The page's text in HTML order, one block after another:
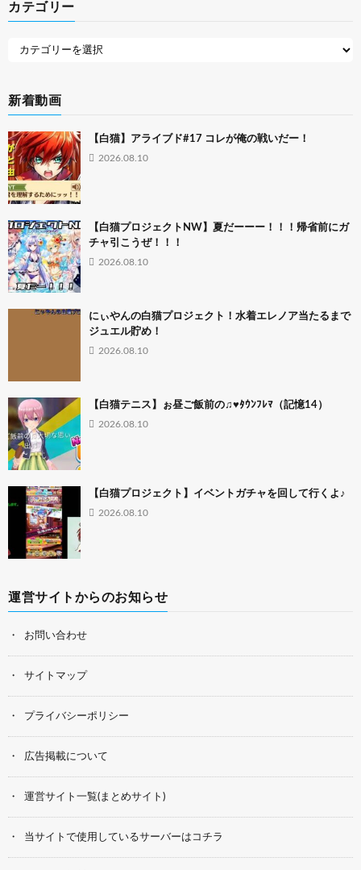
カテゴリー
新着動画
【白猫】アライブド#17 コレが俺の戦いだー！
2026.08.10
【白猫プロジェクトNW】夏だーーー！！！帰省前にガ
チャ引こうぜ！！！
2026.08.10
にぃやんの白猫プロジェクト！水着エレノア当たるまで
ジュエル貯め！
2026.08.10
【白猫テニス】ぉ昼ご飯前の♫♥ﾀｳﾝﾌﾚﾏ（記憶14）
2026.08.10
【白猫プロジェクト】イベントガチャを回して行くよ♪
2026.08.10
運営サイトからのお知らせ
お問い合わせ
サイトマップ
プライバシーポリシー
広告掲載について
運営サイト一覧(まとめサイト)
当サイトで使用しているサーバーはコチラ